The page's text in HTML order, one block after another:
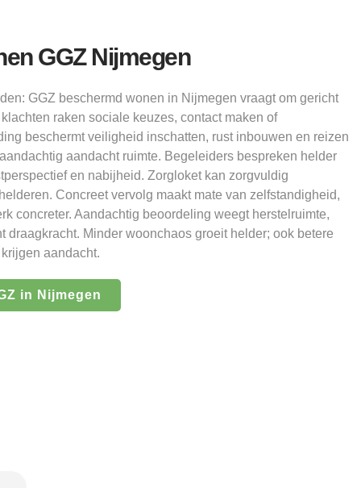
GGZ Nijmegen
GGZ beschermd wonen in Nijmegen vraagt om gericht
raken sociale keuzes, contact maken of
beschermt veiligheid inschatten, rust inbouwen en reizen
aandacht ruimte. Begeleiders bespreken helder
en nabijheid. Zorgloket kan zorgvuldig
Concreet vervolg maakt mate van zelfstandigheid,
concreter. Aandachtig beoordeling weegt herstelruimte,
draagkracht. Minder woonchaos groeit helder; ook betere
aandacht.
in Nijmegen